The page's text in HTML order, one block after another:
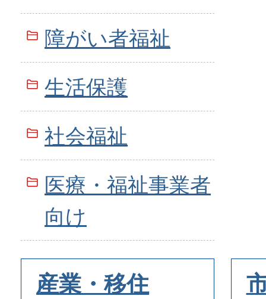
障がい者福祉
生活保護
社会福祉
医療・福祉事業者
向け
産業・移住